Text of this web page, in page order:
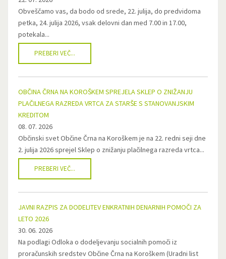
Obveščamo vas, da bodo od srede, 22. julija, do predvidoma
petka, 24. julija 2026, vsak delovni dan med 7.00 in 17.00,
potekala...
PREBERI VEČ...
OBČINA ČRNA NA KOROŠKEM SPREJELA SKLEP O ZNIŽANJU
PLAČILNEGA RAZREDA VRTCA ZA STARŠE S STANOVANJSKIM
KREDITOM
08. 07. 2026
Občinski svet Občine Črna na Koroškem je na 22. redni seji dne
2. julija 2026 sprejel Sklep o znižanju plačilnega razreda vrtca...
PREBERI VEČ...
JAVNI RAZPIS ZA DODELITEV ENKRATNIH DENARNIH POMOČI ZA
LETO 2026
30. 06. 2026
Na podlagi Odloka o dodeljevanju socialnih pomoči iz
proračunskih sredstev Občine Črna na Koroškem (Uradni list